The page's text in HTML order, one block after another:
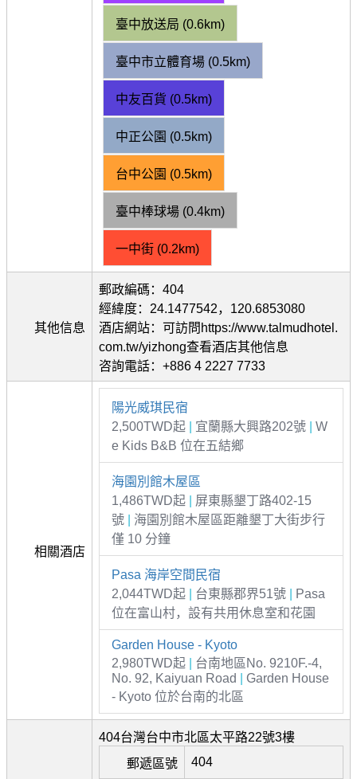
臺中放送局 (0.6km)
臺中市立體育場 (0.5km)
中友百貨 (0.5km)
中正公園 (0.5km)
台中公園 (0.5km)
臺中棒球場 (0.4km)
一中街 (0.2km)
其他信息
郵政編碼：404
經緯度：24.1477542，120.6853080
酒店網站：可訪問https://www.talmudhotel.
com.tw/yizhong查看酒店其他信息
咨詢電話：+886 4 2227 7733
相關酒店
陽光威琪民宿
2,500TWD起
宜蘭縣大興路202號
W
e Kids B&B 位在五結鄉
海園別館木屋區
1,486TWD起
屏東縣墾丁路402-15
號
海園別館木屋區距離墾丁大街步行
僅 10 分鐘
Pasa 海岸空間民宿
2,044TWD起
台東縣郡界51號
Pasa
位在富山村，設有共用休息室和花園
Garden House - Kyoto
2,980TWD起
台南地區No. 9210F.-4,
No. 92, Kaiyuan Road
Garden House
- Kyoto 位於台南的北區
404台灣台中市北區太平路22號3樓
郵遞區號
404